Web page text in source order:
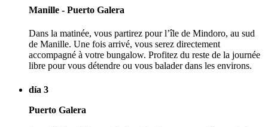
Manille - Puerto Galera
Dans la matinée, vous partirez pour l’île de Mindoro, au sud
de Manille. Une fois arrivé, vous serez directement
accompagné à votre bungalow. Profitez du reste de la journée
libre pour vous détendre ou vous balader dans les environs.
día 3
Puerto Galera